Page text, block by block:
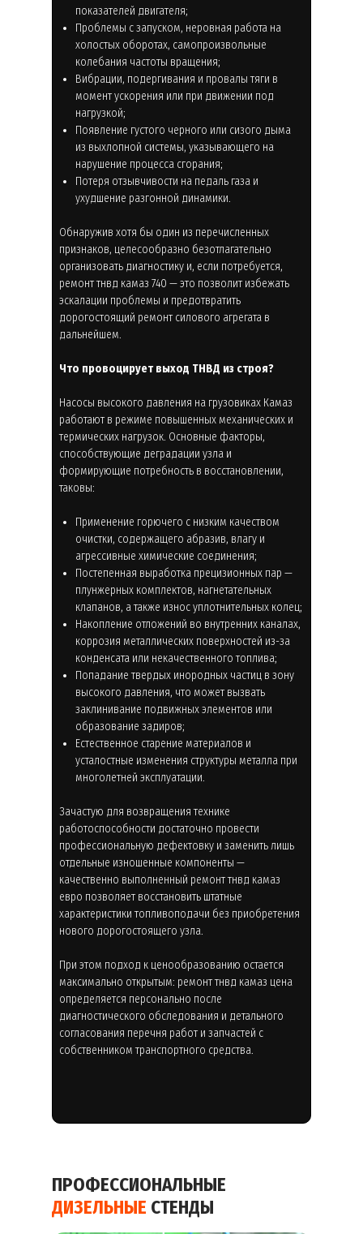
показателей двигателя;
Проблемы с запуском, неровная работа на
холостых оборотах, самопроизвольные
колебания частоты вращения;
Вибрации, подергивания и провалы тяги в
момент ускорения или при движении под
нагрузкой;
Появление густого черного или сизого дыма
из выхлопной системы, указывающего на
нарушение процесса сгорания;
Потеря отзывчивости на педаль газа и
ухудшение разгонной динамики.
Обнаружив хотя бы один из перечисленных
признаков, целесообразно безотлагательно
организовать диагностику и, если потребуется,
ремонт тнвд камаз 740 — это позволит избежать
эскалации проблемы и предотвратить
дорогостоящий ремонт силового агрегата в
дальнейшем.
Что провоцирует выход ТНВД из строя?
Насосы высокого давления на грузовиках Камаз
работают в режиме повышенных механических и
термических нагрузок. Основные факторы,
способствующие деградации узла и
формирующие потребность в восстановлении,
таковы:
Применение горючего с низким качеством
очистки, содержащего абразив, влагу и
агрессивные химические соединения;
Постепенная выработка прецизионных пар —
плунжерных комплектов, нагнетательных
клапанов, а также износ уплотнительных колец;
Накопление отложений во внутренних каналах,
коррозия металлических поверхностей из-за
конденсата или некачественного топлива;
Попадание твердых инородных частиц в зону
высокого давления, что может вызвать
заклинивание подвижных элементов или
образование задиров;
Естественное старение материалов и
усталостные изменения структуры металла при
многолетней эксплуатации.
Зачастую для возвращения технике
работоспособности достаточно провести
профессиональную дефектовку и заменить лишь
отдельные изношенные компоненты —
качественно выполненный ремонт тнвд камаз
евро позволяет восстановить штатные
характеристики топливоподачи без приобретения
нового дорогостоящего узла.
При этом подход к ценообразованию остается
максимально открытым: ремонт тнвд камаз цена
определяется персонально после
диагностического обследования и детального
согласования перечня работ и запчастей с
собственником транспортного средства.
ПРОФЕССИОНАЛЬНЫЕ
ДИЗЕЛЬНЫЕ СТЕНДЫ